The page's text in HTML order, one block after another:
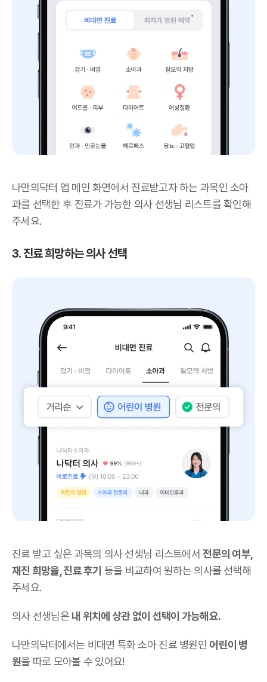
나만의닥터 앱 메인 화면에서 진료받고자 하는 과목인 소아
과를 선택한 후 진료가 가능한 의사 선생님 리스트를 확인해
주세요.
3. 진료 희망하는 의사 선택
진료 받고 싶은 과목의 의사 선생님 리스트에서전문의 여부,
재진 희망율, 진료 후기 등을 비교하여 원하는 의사를 선택해
주세요.
의사 선생님은 내 위치에 상관 없이 선택이 가능해요.
나만의닥터에서는 비대면 특화 소아 진료 병원인 어린이 병
원을 따로 모아볼 수 있어요!